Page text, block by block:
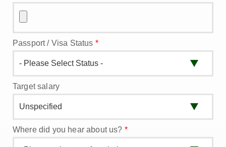
Passport / Visa Status *
Target salary
Where did you hear about us? *